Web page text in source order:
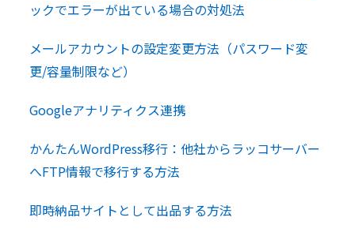
ックでエラーが出ている場合の対処法
メールアカウントの設定変更方法（パスワード変
更/容量制限など）
Googleアナリティクス連携
かんたんWordPress移行：他社からラッコサーバー
へFTP情報で移行する方法
即時納品サイトとして出品する方法